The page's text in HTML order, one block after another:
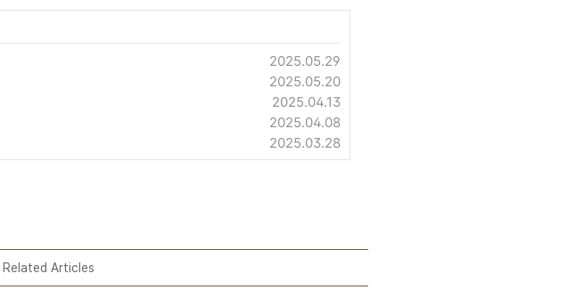
2025.05.29
2025.05.20
2025.04.13
2025.04.08
2025.03.28
Related Articles